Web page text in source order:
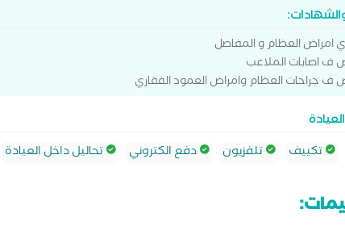
امراض العظام و المفاصل
اصابات الملاعب
جراحات العظام وامراض العمود الفقاري
تكييف تلفزيون دفع الكتروني تحاليل داخل العيادة